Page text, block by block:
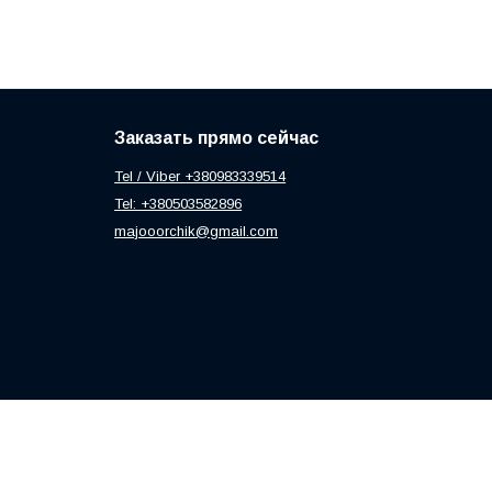
Заказать прямо сейчас
Tel / Viber +380983339514
Tel: +380503582896
majooorchik@gmail.com